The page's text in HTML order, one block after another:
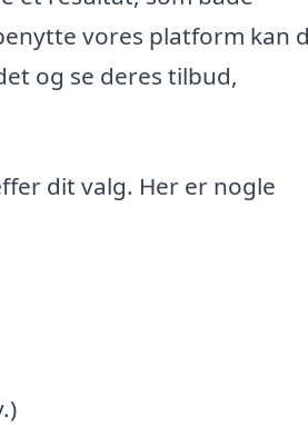
vores platform kan
og se deres tilbud,
dit valg. Her er nogle